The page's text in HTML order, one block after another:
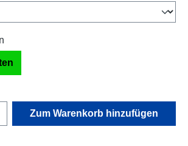
Gib den gewünschten
Zum Warenkorb hinzufügen